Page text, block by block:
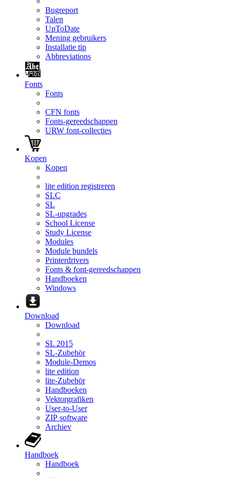
Bugreport
Talen
UpToDate
Mening gebruikers
Installatie tip
Abbreviations
Fonts
Fonts
CFN fonts
Fonts-gereedschappen
URW font-collecties
Kopen
Kopen
lite edition registreren
SLC
SL
SL-upgrades
School License
Study License
Modules
Module bundels
Printerdrivers
Fonts & font-gereedschappen
Handboeken
Windows
Download
Download
SL 2015
SL-Zubehör
Module-Demos
lite edition
lite-Zubehör
Handboeken
Vektorgrafiken
User-to-User
ZIP software
Archiev
Handboek
Handboek